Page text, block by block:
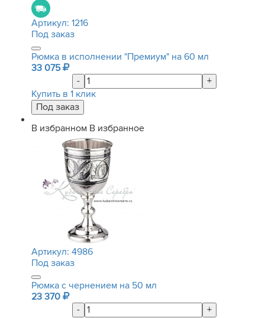
Артикул: 1216
Под заказ
Рюмка в исполнении "Премиум" на 60 мл
33 075
-
+
Купить в 1 клик
В избранном В избранное
Артикул: 4986
Под заказ
Рюмка с чернением на 50 мл
23 370
-
+